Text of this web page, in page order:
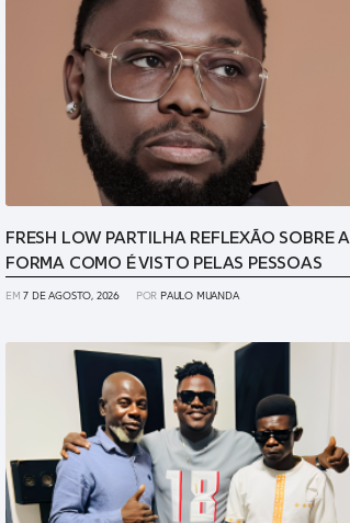
FRESH LOW PARTILHA REFLEXÃO SOBRE A
FORMA COMO É VISTO PELAS PESSOAS
EM7 DE AGOSTO, 2026 POR PAULO MUANDA